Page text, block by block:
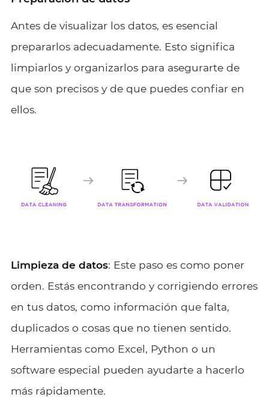
Antes de visualizar los datos, es esencial
prepararlos adecuadamente. Esto significa
limpiarlos y organizarlos para asegurarte de
que son precisos y de que puedes confiar en
ellos.
Limpieza de datos: Este paso es como poner
orden. Estás encontrando y corrigiendo errores
en tus datos, como información que falta,
duplicados o cosas que no tienen sentido.
Herramientas como Excel, Python o un
software especial pueden ayudarte a hacerlo
más rápidamente.